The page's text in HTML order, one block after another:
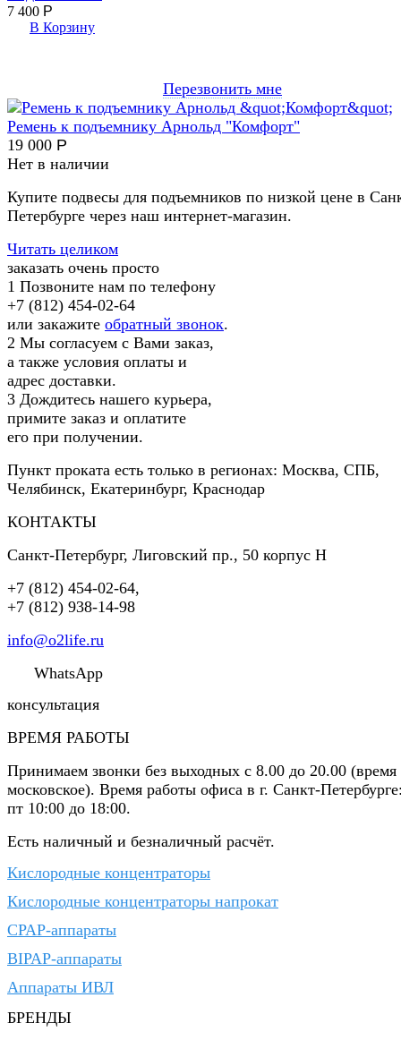
7 400 Р
В Корзину
Перезвонить мне
Ремень к подъемнику Арнольд "Комфорт"
19 000 Р
Нет в наличии
Купите подвесы для подъемников по низкой цене в
Петербурге через наш интернет-магазин.
Читать целиком
заказать очень просто
1 Позвоните нам по телефону
+7 (812) 454-02-64
или закажите обратный звонок.
2 Мы согласуем с Вами заказ,
а также условия оплаты и
адрес доставки.
3 Дождитесь нашего курьера,
примите заказ и оплатите
его при получении.
Пункт проката есть только в регионах: Москва, СПБ,
Челябинск, Екатеринбург, Краснодар
КОНТАКТЫ
Санкт-Петербург, Лиговский пр., 50 корпус Н
+7 (812) 454-02-64,
+7 (812) 938-14-98
info@o2life.ru
WhatsApp
консультация
ВРЕМЯ РАБОТЫ
Принимаем звонки без выходных с 8.00 до 20.00 (время
московское). Время работы офиса в г. Санкт-
пт 10:00 до 18:00.
Есть наличный и безналичный расчёт.
Кислородные концентраторы
Кислородные концентраторы напрокат
CPAP-аппараты
BIPAP-аппараты
Аппараты ИВЛ
БРЕНДЫ